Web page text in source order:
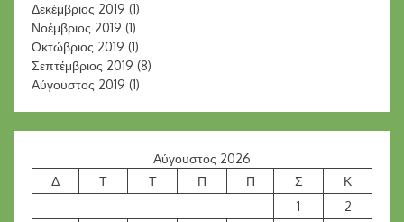
Δεκέμβριος 2019 (1)
Νοέμβριος 2019 (1)
Οκτώβριος 2019 (1)
Σεπτέμβριος 2019 (8)
Αύγουστος 2019 (1)
Αύγουστος 2026
Δ
Τ Τ Π Π Σ
Κ
1
2